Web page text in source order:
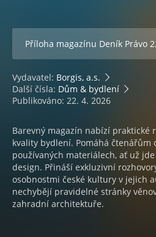
Příloha magazínu Deník Právo
Vydavatel: Borgis, a.s.
Další čísla: Dům & bydlení
Publikováno: 22. 4. 2026
Barevný magazín nabízí praktické
kvality bydlení. Pomáhá čtenářům
používaných materiálech, ať už
design. Přináší exkluzivní
osobnostmi české kultury v jejich
nechybějí pravidelné stránky
zahradní architektuře.